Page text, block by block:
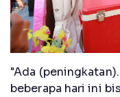
"Ada
beberapa hari ini